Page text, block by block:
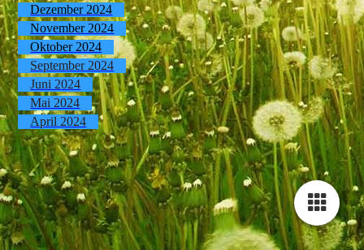
Dezember 2024
November 2024
Oktober 2024
September 2024
Juni 2024
Mai 2024
April 2024